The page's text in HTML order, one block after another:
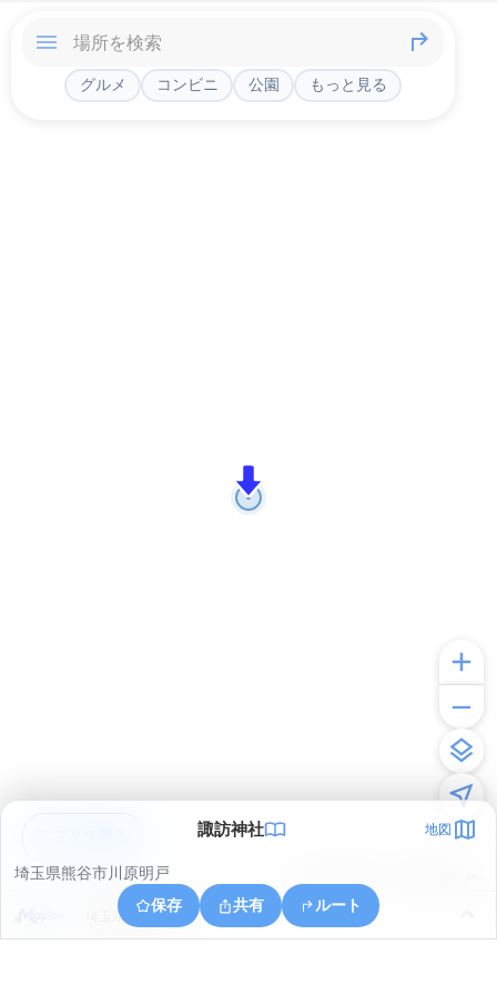
グルメ コンビニ 公園 もっと見る
諏訪神社 地図
埼玉県熊谷市川原明戸
保存
共有 ルート
埼玉県熊谷市三本